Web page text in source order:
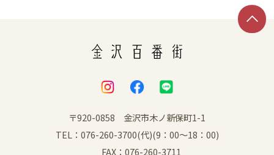
〒920-0858 金沢市木ノ新保町1-1
TEL：076-260-3700(代)(9：00～18：00)
FAX：076-260-3711